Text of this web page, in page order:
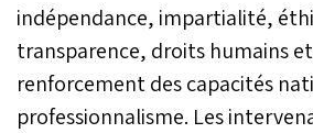
indépendance, impartialité,
transparence, droits humains
renforcement des capacités
professionnalisme. Les